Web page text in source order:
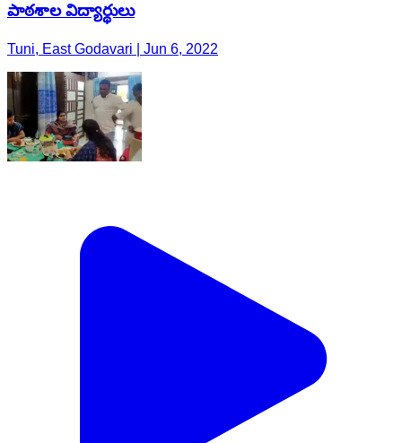
పాఠశాల విద్యార్థులు
Tuni, East Godavari | Jun 6, 2022